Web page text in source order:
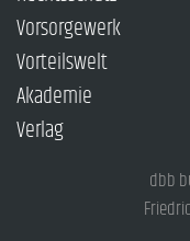
Vorsorgewerk
Vorteilswelt
Akademie
Verlag
dbb